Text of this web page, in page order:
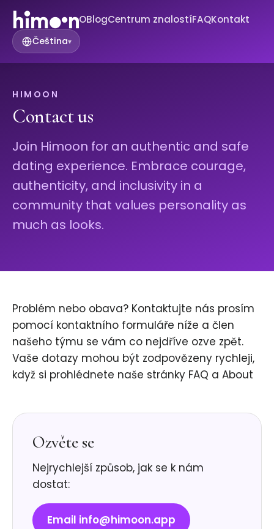
OBlogCentrum znalostíFAQKontakt
Čeština▾
HIMOON
Contact us
Join Himoon for an authentic and safe
dating experience. Embrace courage,
authenticity, and inclusivity in a
community that values personality as
much as looks.
Problém nebo obava? Kontaktujte nás prosím
pomocí kontaktního formuláře níže a člen
našeho týmu se vám co nejdříve ozve zpět.
Vaše dotazy mohou být zodpovězeny rychleji,
když si prohlédnete naše stránky FAQ a About
Ozvěte se
Nejrychlejší způsob, jak se k nám
dostat:
Email info@himoon.app